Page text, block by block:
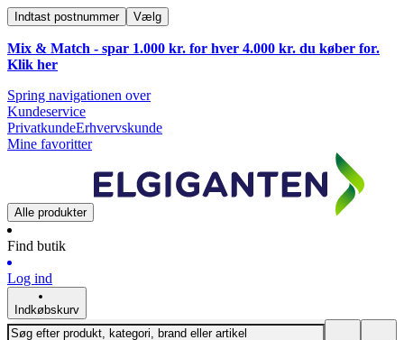
Indtast postnummer Vælg
Mix & Match - spar 1.000 kr. for hver 4.000 kr. du køber for.
Klik her
Spring navigationen over
Kundeservice
PrivatkundeErhvervskunde
Mine favoritter
Alle produkter
Find butik
Log ind
Indkøbskurv